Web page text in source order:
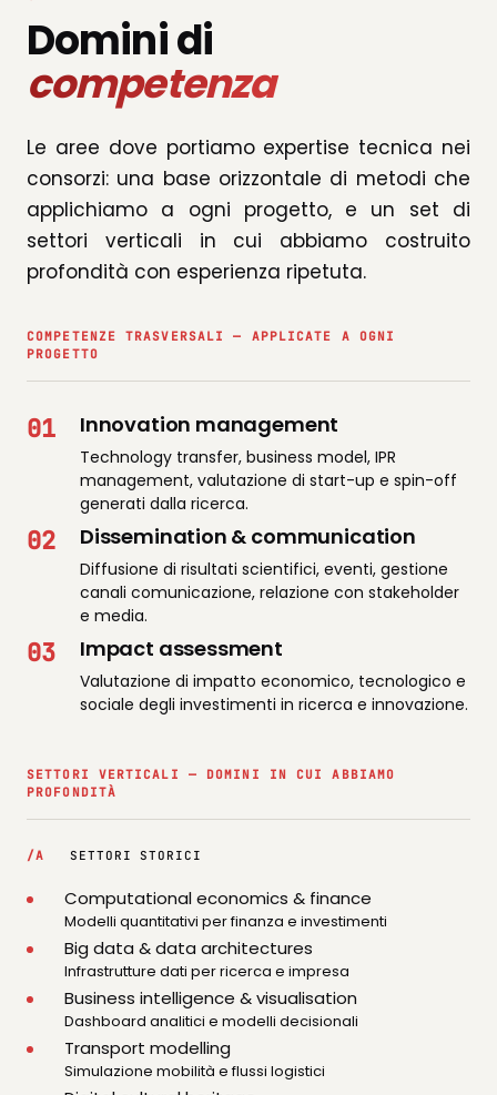
Domini di
competenza
Le aree dove portiamo expertise tecnica nei
consorzi: una base orizzontale di metodi che
applichiamo a ogni progetto, e un set di
settori verticali in cui abbiamo costruito
profondità con esperienza ripetuta.
COMPETENZE TRASVERSALI — APPLICATE A OGNI
PROGETTO
01 Innovation management
Technology transfer, business model, IPR
management, valutazione di start-up e spin-off
generati dalla ricerca.
02 Dissemination & communication
Diffusione di risultati scientifici, eventi, gestione
canali comunicazione, relazione con stakeholder
e media.
03 Impact assessment
Valutazione di impatto economico, tecnologico e
sociale degli investimenti in ricerca e innovazione.
SETTORI VERTICALI — DOMINI IN CUI ABBIAMO
PROFONDITÀ
/A SETTORI STORICI
Computational economics & finance
Modelli quantitativi per finanza e investimenti
Big data & data architectures
Infrastrutture dati per ricerca e impresa
Business intelligence & visualisation
Dashboard analitici e modelli decisionali
Transport modelling
Simulazione mobilità e flussi logistici